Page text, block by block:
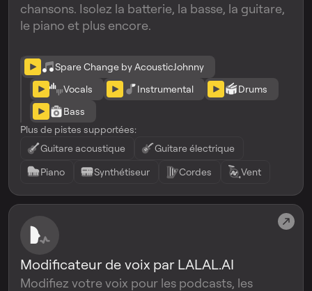
chansons. Isolez la batterie, la basse, la guitare,
le piano et plus encore.
Spare Change by AcousticJohnny
Vocals
Instrumental
Drums
Bass
Plus de pistes supportées:
Guitare acoustique
Guitare électrique
Piano
Synthétiseur Cordes Vent
Modificateur de voix par LALAL.AI
Modifiez votre voix pour les podcasts, les